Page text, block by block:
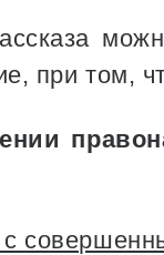
при том,